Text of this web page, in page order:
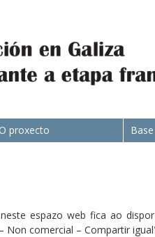
O proxecto
espazo web fica ao
Non comercial – Compartir